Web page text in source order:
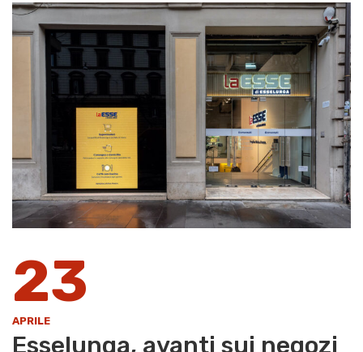
23
APRILE
Esselunga, avanti sui negozi